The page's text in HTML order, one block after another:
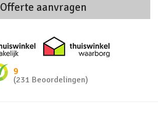
Offerte aanvragen
Thuiswinkel zakelijk
9
(231 Beoordelingen)